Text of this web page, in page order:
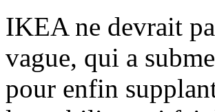
IKEA ne devrait
vague, qui a
pour enfin